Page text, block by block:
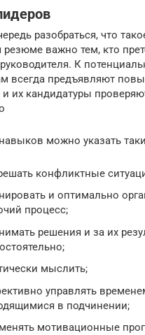
разобраться, что
важно тем, кто
К
всегда предъявляют
и их кандидатуры
можно указать
конфликтные
и оптимально
процесс;
решения и за их
мыслить;
управлять
в подчинении;
мотивационные